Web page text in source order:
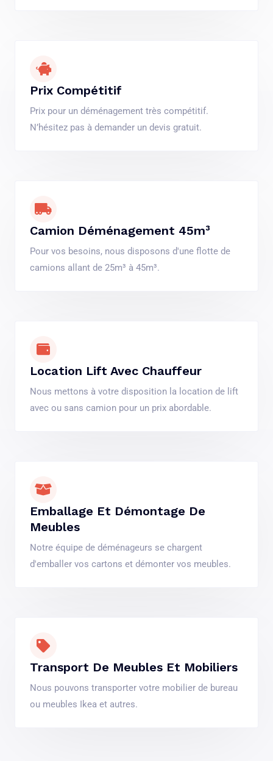
Prix Compétitif
Prix pour un déménagement très compétitif.
N’hésitez pas à demander un devis gratuit.
Camion Déménagement 45m³
Pour vos besoins, nous disposons d'une flotte de
camions allant de 25m³ à 45m³.
Location Lift Avec Chauffeur
Nous mettons à votre disposition la location de lift
avec ou sans camion pour un prix abordable.
Emballage Et Démontage De
Meubles
Notre équipe de déménageurs se chargent
d'emballer vos cartons et démonter vos meubles.
Transport De Meubles Et Mobiliers
Nous pouvons transporter votre mobilier de bureau
ou meubles Ikea et autres.